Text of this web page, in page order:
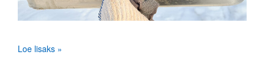
Loe lisaks »